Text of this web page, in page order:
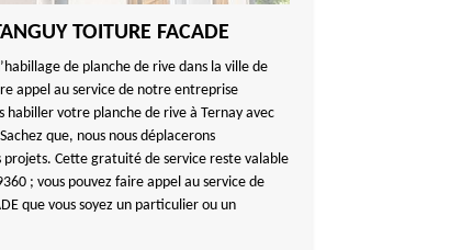
TOITURE FACADE
de planche de rive dans la ville de
appel au service de notre entreprise
habiller votre planche de rive à Ternay avec
que, nous nous déplacerons
Cette gratuité de service reste valable
; vous pouvez faire appel au service de
que vous soyez un particulier ou un